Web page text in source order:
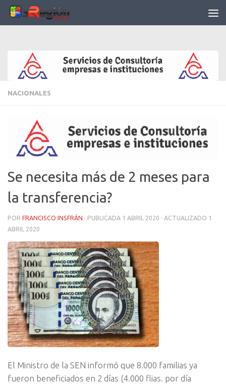
Saltar al contenido
NACIONALES
Se necesita más de 2 meses para
la transferencia?
POR FRANCISCO INSFRÁN · PUBLICADA 1 ABRIL 2020 · ACTUALIZADO 1
ABRIL 2020
El Ministro de la SEN informó que 8.000 familias ya
fueron beneficiados en 2 días (4.000 flias. por día